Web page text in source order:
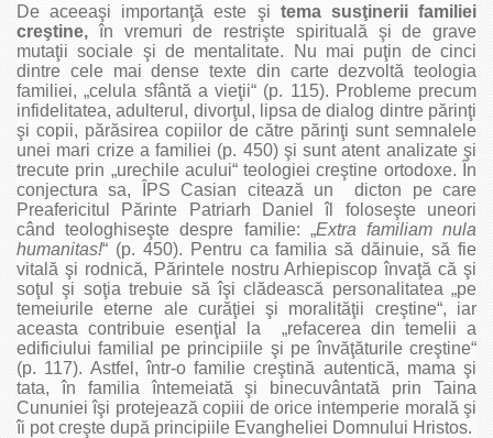
De aceeaşi importanţă este şi tema susţinerii familiei
creştine, în vremuri de restrişte spirituală şi de grave
mutaţii sociale şi de mentalitate. Nu mai puţin de cinci
dintre cele mai dense texte din carte dezvoltă teologia
familiei, „celula sfântă a vieţii“ (p. 115). Probleme precum
infidelitatea, adulterul, divorţul, lipsa de dialog dintre părinţi
şi copii, părăsirea copiilor de către părinţi sunt semnalele
unei mari crize a familiei (p. 450) şi sunt atent analizate şi
trecute prin „urechile acului“ teologiei creştine ortodoxe. În
conjectura sa, ÎPS Casian citează un dicton pe care
Preafericitul Părinte Patriarh Daniel îl foloseşte uneori
când teologhiseşte despre familie: „Extra familiam nula
humanitas!“ (p. 450). Pentru ca familia să dăinuie, să fie
vitală şi rodnică, Părintele nostru Arhiepiscop învaţă că şi
soţul şi soţia trebuie să îşi clădească personalitatea „pe
temeiurile eterne ale curăţiei şi moralităţii creştine“, iar
aceasta contribuie esenţial la „refacerea din temelii a
edificiului familial pe principiile şi pe învăţăturile creştine“
(p. 117). Astfel, într‑o familie creştină autentică, mama şi
tata, în familia întemeiată şi binecuvântată prin Taina
Cununiei îşi protejează copiii de orice intemperie morală şi
îi pot creşte după principiile Evangheliei Domnului Hristos.